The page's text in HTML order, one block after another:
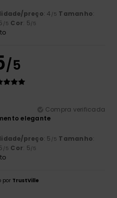
preço: 4 /5 Tamanho:
/5 Cor: 5/5
/5
Compra verificada
elegante
preço: 5 /5 Tamanho:
/5 Cor: 5/5
por TrustVille